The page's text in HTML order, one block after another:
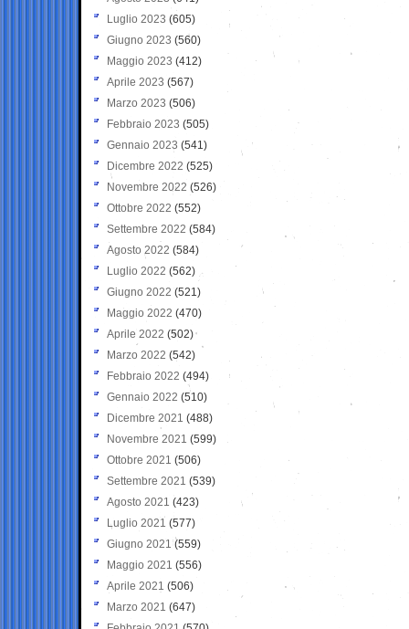
Luglio 2023 (605)
Giugno 2023 (560)
Maggio 2023 (412)
Aprile 2023 (567)
Marzo 2023 (506)
Febbraio 2023 (505)
Gennaio 2023 (541)
Dicembre 2022 (525)
Novembre 2022 (526)
Ottobre 2022 (552)
Settembre 2022 (584)
Agosto 2022 (584)
Luglio 2022 (562)
Giugno 2022 (521)
Maggio 2022 (470)
Aprile 2022 (502)
Marzo 2022 (542)
Febbraio 2022 (494)
Gennaio 2022 (510)
Dicembre 2021 (488)
Novembre 2021 (599)
Ottobre 2021 (506)
Settembre 2021 (539)
Agosto 2021 (423)
Luglio 2021 (577)
Giugno 2021(559)
Maggio 2021 (556)
Aprile 2021 (506)
Marzo 2021 (647)